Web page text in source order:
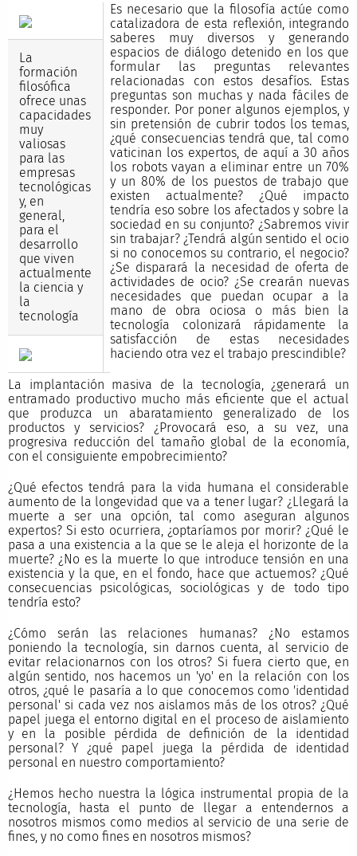
La
formación
filosófica
ofrece unas
capacidades
muy
valiosas
para las
empresas
tecnológicas
y, en
general,
para el
desarrollo
que viven
actualmente
la ciencia y
la
tecnología
Es necesario que la filosofía actúe como
catalizadora de esta reflexión, integrando
saberes muy diversos y generando
espacios de diálogo detenido en los que
formular las preguntas relevantes
relacionadas con estos desafíos. Estas
preguntas son muchas y nada fáciles de
responder. Por poner algunos ejemplos, y
sin pretensión de cubrir todos los temas,
¿qué consecuencias tendrá que, tal como
vaticinan los expertos, de aquí a 30 años
los robots vayan a eliminar entre un 70%
y un 80% de los puestos de trabajo que
existen actualmente? ¿Qué impacto
tendría eso sobre los afectados y sobre la
sociedad en su conjunto? ¿Sabremos vivir
sin trabajar? ¿Tendrá algún sentido el ocio
si no conocemos su contrario, el negocio?
¿Se disparará la necesidad de oferta de
actividades de ocio? ¿Se crearán nuevas
necesidades que puedan ocupar a la
mano de obra ociosa o más bien la
tecnología colonizará rápidamente la
satisfacción de estas necesidades
haciendo otra vez el trabajo prescindible?
La implantación masiva de la tecnología, ¿generará un
entramado productivo mucho más eficiente que el actual
que produzca un abaratamiento generalizado de los
productos y servicios? ¿Provocará eso, a su vez, una
progresiva reducción del tamaño global de la economía,
con el consiguiente empobrecimiento?
¿Qué efectos tendrá para la vida humana el considerable
aumento de la longevidad que va a tener lugar? ¿Llegará la
muerte a ser una opción, tal como aseguran algunos
expertos? Si esto ocurriera, ¿optaríamos por morir? ¿Qué le
pasa a una existencia a la que se le aleja el horizonte de la
muerte? ¿No es la muerte lo que introduce tensión en una
existencia y la que, en el fondo, hace que actuemos? ¿Qué
consecuencias psicológicas, sociológicas y de todo tipo
tendría esto?
¿Cómo serán las relaciones humanas? ¿No estamos
poniendo la tecnología, sin darnos cuenta, al servicio de
evitar relacionarnos con los otros? Si fuera cierto que, en
algún sentido, nos hacemos un 'yo' en la relación con los
otros, ¿qué le pasaría a lo que conocemos como 'identidad
personal' si cada vez nos aislamos más de los otros? ¿Qué
papel juega el entorno digital en el proceso de aislamiento
y en la posible pérdida de definición de la identidad
personal? Y ¿qué papel juega la pérdida de identidad
personal en nuestro comportamiento?
¿Hemos hecho nuestra la lógica instrumental propia de la
tecnología, hasta el punto de llegar a entendernos a
nosotros mismos como medios al servicio de una serie de
fines, y no como fines en nosotros mismos?